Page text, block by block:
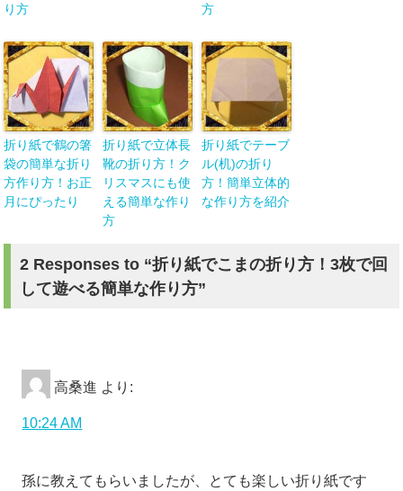
り方
方
折り紙で鶴の箸
袋の簡単な折り
方作り方！お正
月にぴったり
折り紙で立体長
靴の折り方！ク
リスマスにも使
える簡単な作り
方
折り紙でテーブ
ル(机)の折り
方！簡単立体的
な作り方を紹介
2 Responses to “折り紙でこまの折り方！3枚で回
して遊べる簡単な作り方”
高桑進 より:
10:24 AM
孫に教えてもらいましたが、とても楽しい折り紙です